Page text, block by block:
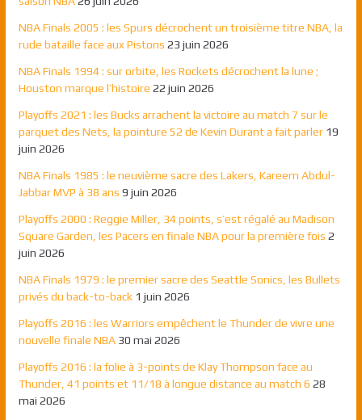
NBA Finals 2005 : les Spurs décrochent un troisième titre NBA, la
rude bataille face aux Pistons 23 juin 2026
NBA Finals 1994 : sur orbite, les Rockets décrochent la lune ;
Houston marque l’histoire 22 juin 2026
Playoffs 2021 : les Bucks arrachent la victoire au match 7 sur le
parquet des Nets, la pointure 52 de Kevin Durant a fait parler 19
juin 2026
NBA Finals 1985 : le neuvième sacre des Lakers, Kareem Abdul-
Jabbar MVP à 38 ans 9 juin 2026
Playoffs 2000 : Reggie Miller, 34 points, s’est régalé au Madison
Square Garden, les Pacers en finale NBA pour la première fois 2
juin 2026
NBA Finals 1979 : le premier sacre des Seattle Sonics, les Bullets
privés du back-to-back 1 juin 2026
Playoffs 2016 : les Warriors empêchent le Thunder de vivre une
nouvelle finale NBA 30 mai 2026
Playoffs 2016 : la folie à 3-points de Klay Thompson face au
Thunder, 41 points et 11/18 à longue distance au match 6 28
mai 2026